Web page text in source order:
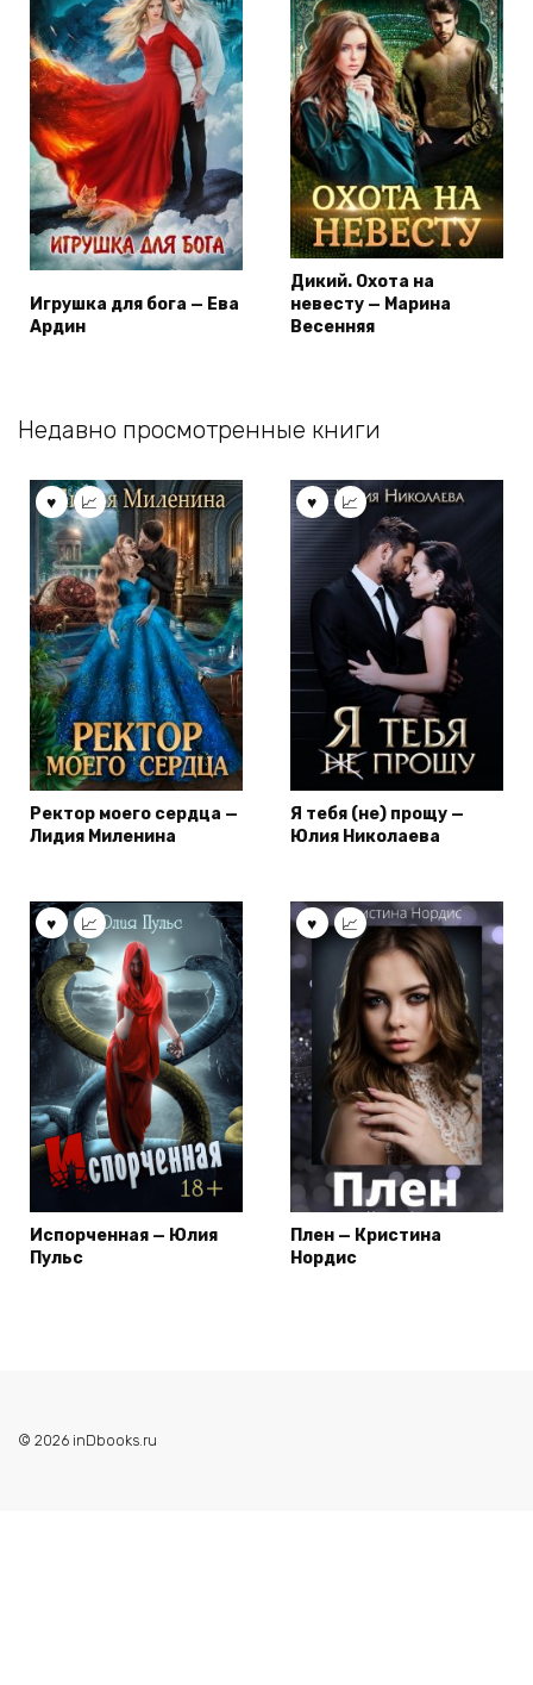
Игрушка для бога — Ева
Ардин
Дикий. Охота на
невесту — Марина
Весенняя
Недавно просмотренные книги
Ректор моего сердца —
Лидия Миленина
Я тебя (не) прощу —
Юлия Николаева
Испорченная — Юлия
Пульс
Плен — Кристина
Нордис
© 2026 inDbooks.ru